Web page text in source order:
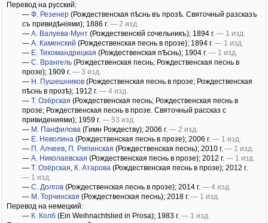
Перевод на русский:
— Ф. Резенер (Рождественская пѣснь въ прозѣ. Святочный разсказъ
съ привидѣніями); 1886 г. — 2 изд.
— А. Валуева-Мунт (Рождественскiй сочельникъ); 1894 г. — 1 изд.
— А. Каменский (Рождественская песнь в прозе); 1894 г. — 1 изд.
— Е. Тихомандрицкая (Рождественская пѢснь); 1904 г. — 1 изд.
— С. Врангель (Рождественская песнь; Рождественская песнь в
прозе); 1909 г. — 3 изд.
— Н. Пушешников (Рождественская песнь в прозе; Рождественская
пѣснь в прозѣ); 1912 г. — 4 изд.
— Т. Озёрская (Рождественская песнь; Рождественская песнь в
прозе; Рождественская песнь в прозе. Святочный рассказ с
привидениями); 1959 г. — 53 изд.
— М. Панфилова (Гимн Рождеству); 2006 г. — 2 изд.
— Е. Неволина (Рождественская песнь в прозе); 2006 г. — 1 изд.
— П. Алчеев, П. Рипинская (Рождественская песнь); 2010 г. — 1 изд.
— А. Николаевская (Рождественская песнь в прозе); 2012 г. — 1 изд.
— Т. Озёрская, К. Атарова (Рождественская песнь в прозе); 2012 г.
— 1 изд.
— С. Долгов (Рождественская песнь в прозе); 2014 г. — 4 изд.
— М. Торчинская (Рождественская песнь); 2018 г. — 1 изд.
Перевод на немецкий:
— К. Колб (Ein Weihnachtslied in Prosa); 1983 г. — 1 изд.